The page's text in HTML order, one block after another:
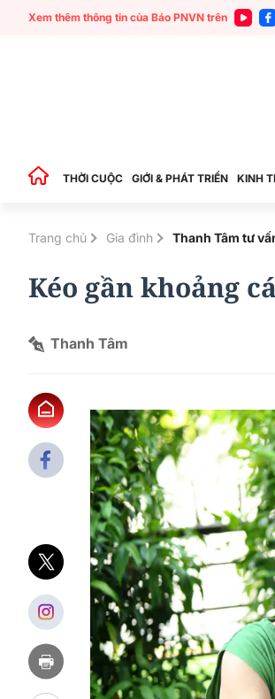
Xem thêm thông tin của Báo PNVN trên
THỜI CUỘC GIỚI & PHÁT TRIỂN KINH
Trang chủ Gia đình Thanh Tâm tư
Kéo gần khoảng
Thanh Tâm